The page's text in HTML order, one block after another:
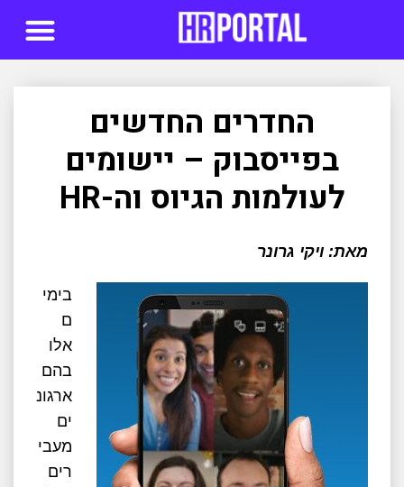
החדרים החדשים
בפייסבוק – יישומים
לעולמות הגיוס וה-HR
מאת: ויקי גרונר
בימי
ם
אלו
בהם
ארגונ
ים
מעבי
רים